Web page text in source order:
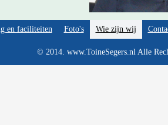
en faciliteiten Foto's Wie zijn wij
© 2014. www.ToineSegers.nl Alle